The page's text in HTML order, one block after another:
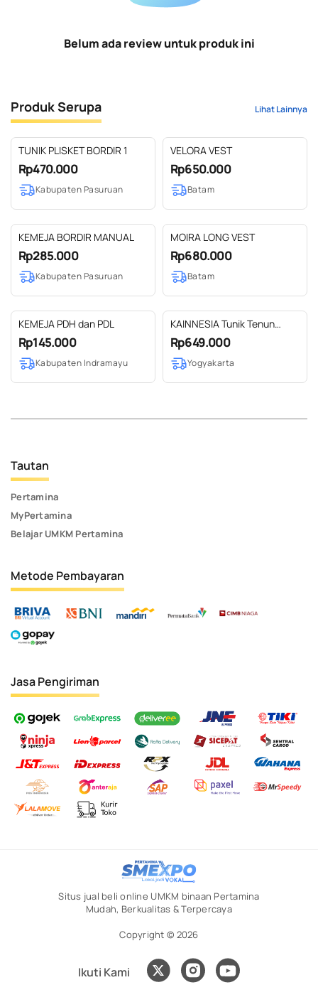
Belum ada review untuk produk ini
Produk Serupa Lihat Lainnya
TUNIK PLISKET BORDIR 1
Rp470.000
Kabupaten Pasuruan
VELORA VEST
Rp650.000
Batam
KEMEJA BORDIR MANUAL
Rp285.000
Kabupaten Pasuruan
MOIRA LONG VEST
Rp680.000
Batam
KEMEJA PDH dan PDL
Rp145.000
Kabupaten Indramayu
KAINNESIA Tunik Tenun
Wanita Seraya Series Fit to L
Rp649.000
Yogyakarta
Tautan
Pertamina
MyPertamina
Belajar UMKM Pertamina
Metode Pembayaran
Jasa Pengiriman
Situs jual beli online UMKM binaan Pertamina
Mudah, Berkualitas & Terpercaya
Copyright © 2026
Ikuti Kami